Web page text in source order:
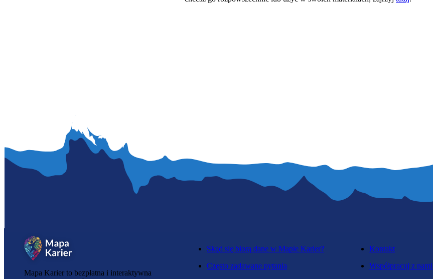
Mapa Karier to bezpłatna i interaktywna
Skąd się biorą dane w Mapie Karier?
Często zadawane pytania
Kontakt
Współpracuj z nami